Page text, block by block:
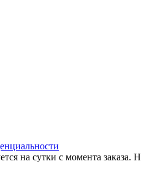
на сутки с момента